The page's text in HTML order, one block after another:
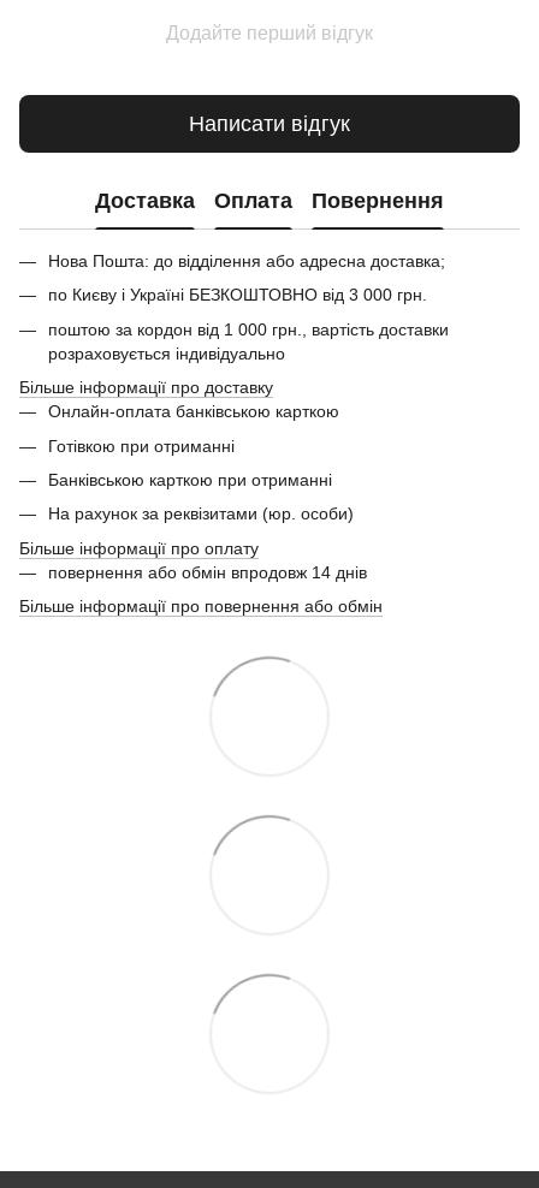
Додайте перший відгук
Написати відгук
Доставка Оплата Повернення
Нова Пошта: до відділення або адресна доставка;
по Києву і Україні БЕЗКОШТОВНО від 3 000 грн.
поштою за кордон від 1 000 грн., вартість доставки
розраховується індивідуально
Більше інформації про доставку
Онлайн-оплата банківською карткою
Готівкою при отриманні
Банківською карткою при отриманні
На рахунок за реквізитами (юр. особи)
Більше інформації про оплату
повернення або обмін впродовж 14 днів
Більше інформації про повернення або обмін